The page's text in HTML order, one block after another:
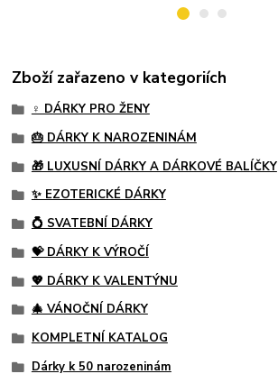
Zboží zařazeno v kategoriích
♀️ DÁRKY PRO ŽENY
🎂 DÁRKY K NAROZENINÁM
🎁 LUXUSNÍ DÁRKY A DÁRKOVÉ BALÍČKY
✨ EZOTERICKÉ DÁRKY
💍 SVATEBNÍ DÁRKY
💝 DÁRKY K VÝROČÍ
💖 DÁRKY K VALENTÝNU
🎄 VÁNOČNÍ DÁRKY
KOMPLETNÍ KATALOG
Dárky k 50 narozeninám